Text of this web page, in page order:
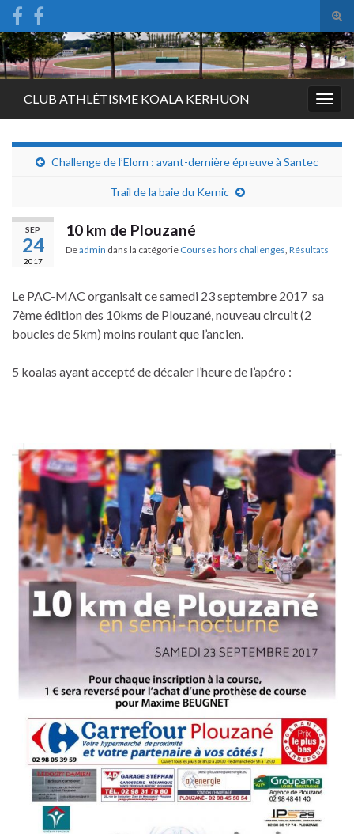
Search for:
CLUB ATHLÉTISME KOALA KERHUON
Challenge de l’Elorn : avant-dernière épreuve à Santec
Trail de la baie du Kernic
SEP
24
2017
10 km de Plouzané
Deadmin dans la catégorie Courses hors challenges Résultats
Le PAC-MAC organisait ce samedi 23 septembre 2017 sa
7ème édition des 10kms de Plouzané, nouveau circuit (2
boucles de 5km) moins roulant que l’ancien.
5 koalas ayant accepté de décaler l’heure de l’apéro :